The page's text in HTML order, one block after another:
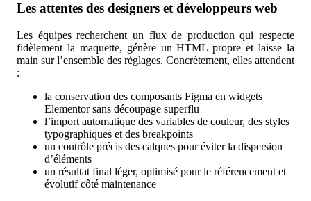
Les attentes des designers et développeurs web
Les équipes recherchent un flux de production qui respecte
fidèlement la maquette, génère un HTML propre et laisse la
main sur l’ensemble des réglages. Concrètement, elles attendent
:
la conservation des composants Figma en widgets
Elementor sans découpage superflu
l’import automatique des variables de couleur, des styles
typographiques et des breakpoints
un contrôle précis des calques pour éviter la dispersion
d’éléments
un résultat final léger, optimisé pour le référencement et
évolutif côté maintenance